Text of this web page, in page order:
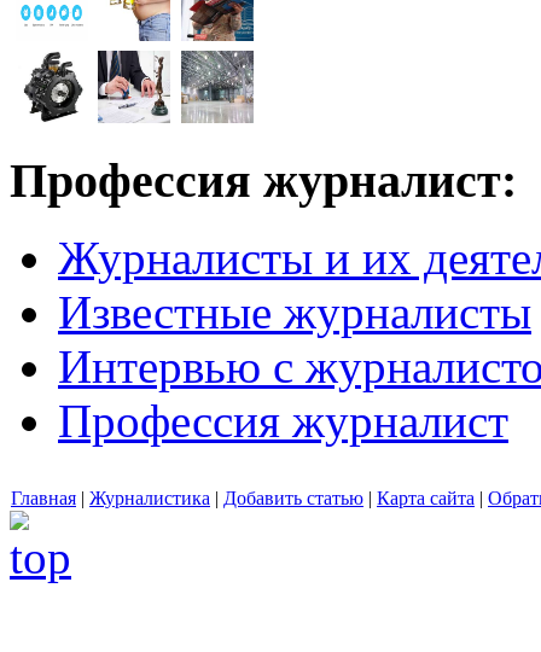
Профессия журналист:
Журналисты и их
Известные журналисты
Интервью с
Профессия журналист
Главная | Журналистика | Добавить статью | Карта сайта |